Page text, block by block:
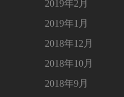
2019年2月
2019年1月
2018年12月
2018年10月
2018年9月